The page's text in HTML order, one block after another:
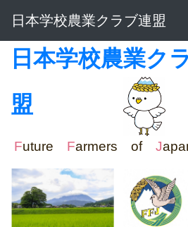
日本学校農業クラブ連盟
日本学校農業ク
盟
Future Farmers of J